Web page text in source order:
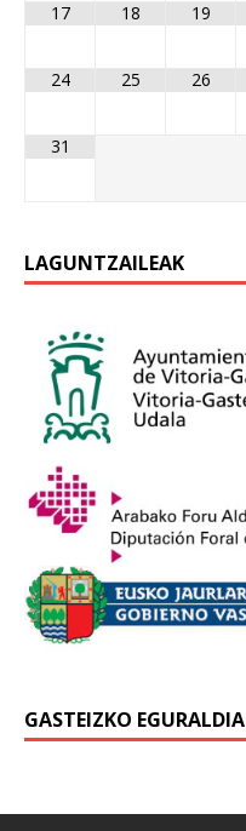
17 18 19
24 25 26
31
LAGUNTZAILEAK
GASTEIZKO EGURALDIA